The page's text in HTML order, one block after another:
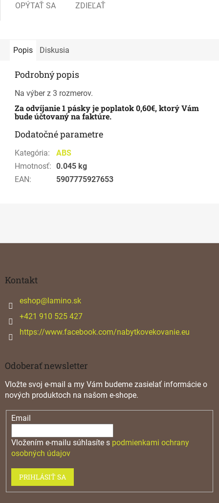
OPÝTAŤ SA ZDIEĽAŤ
Popis Diskusia
Podrobný popis
Na výber z 3 rozmerov.
Za odvíjanie 1 pásky je poplatok 0,60€, ktorý Vám
bude účtovaný na faktúre.
Dodatočné parametre
Kategória:
ABS
Hmotnosť: 0.045 kg
EAN: 5907775927653
Kontakt
eshop@lamino.sk
+421 910 525 427
https://www.facebook.com/nabytkovekovanie.eu
Odoberať newsletter
Vložte svoj e-mail a my Vám budeme zasielať informácie o
nových produktoch na našom e-shope.
Email
Vložením e-mailu súhlasíte s podmienkami ochrany
osobných údajov
PRIHLÁSIŤ SA